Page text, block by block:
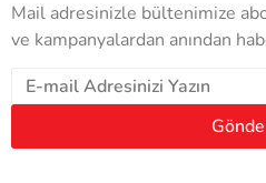
Mail adresinizle bültenimize
ve kampanyalardan anından